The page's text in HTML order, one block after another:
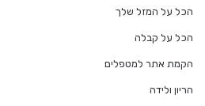
הכל על המזל שלך
הכל על קבלה
הקמת אתר למטפלים
הריון ולידה